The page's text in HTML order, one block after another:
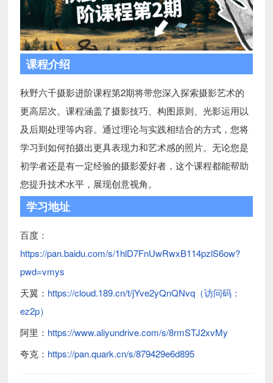
课程介绍
秋野六千摄影进阶课程第2期将带您深入探索摄影艺术的
更高层次。课程涵盖了摄影技巧、构图原则、光影运用以
及后期处理等内容。通过理论与实践相结合的方式，您将
学习到如何拍摄出更具表现力和艺术感的照片。无论您是
初学者还是有一定经验的摄影爱好者，这个课程都能帮助
您提升技术水平，展现创意视角。
学习地址
百度：
https://pan.baidu.com/s/1hlD7FnUwRwxB114pzlS6ow?
pwd=vmys
天翼： https://cloud.189.cn/t/jYve2yQnQNvq（访问码：
ez2p）
阿里： https://www.aliyundrive.com/s/8rmSTJ2xvMy
夸克： https://pan.quark.cn/s/879429e6d895